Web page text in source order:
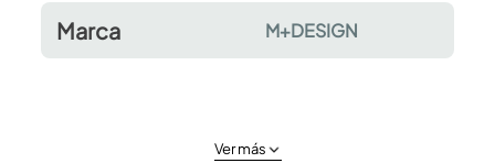
Marca M+DESIGN
Ver más